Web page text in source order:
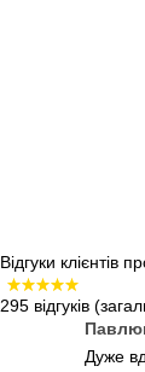
Відгуки клієнтів
295 відгуків
Дуже